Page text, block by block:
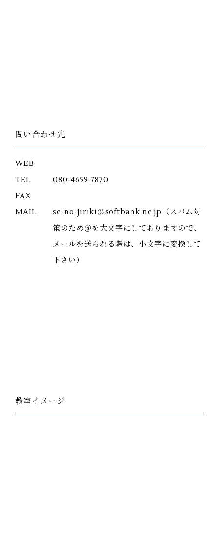
問い合わせ先
WEB
TEL
080-4659-7870
FAX
MAIL
se-no-jiriki＠softbank.ne.jp（スパム対
策のため＠を大文字にしておりますので、
メールを送られる際は、小文字に変換して
下さい）
教室イメージ